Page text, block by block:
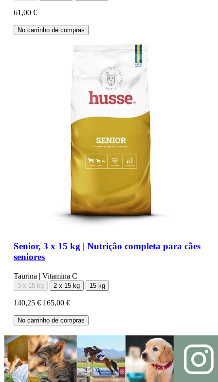
61,00 €
No carrinho de compras
Senior, 3 x 15 kg | Nutrição completa para cães
seniores
Taurina | Vitamina C
3 x 15 kg 2 x 15 kg 15 kg
140,25 € 165,00 €
No carrinho de compras